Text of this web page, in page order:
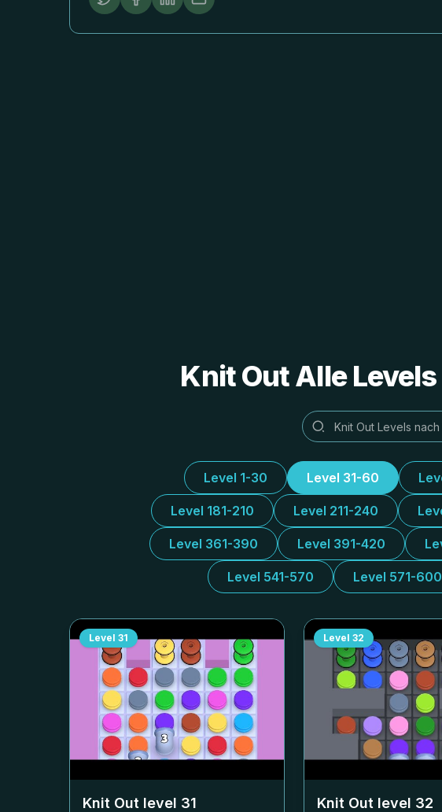
Knit Out Alle
Level 1-30 Level 31-60
Level 181-210 Level 211-240
Level 361-390 Level 391-420
Level 541-570 Level 571-600
Level 31
Knit Out level 31
Level 32
Knit Out level 32